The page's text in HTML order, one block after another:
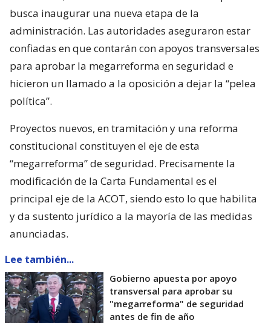
busca inaugurar una nueva etapa de la
administración. Las autoridades aseguraron estar
confiadas en que contarán con apoyos transversales
para aprobar la megarreforma en seguridad e
hicieron un llamado a la oposición a dejar la “pelea
política”.
Proyectos nuevos, en tramitación y una reforma
constitucional constituyen el eje de esta
“megarreforma” de seguridad. Precisamente la
modificación de la Carta Fundamental es el
principal eje de la ACOT, siendo esto lo que habilita
y da sustento jurídico a la mayoría de las medidas
anunciadas.
Lee también...
Gobierno apuesta por apoyo
transversal para aprobar su
"megarreforma" de seguridad
antes de fin de año